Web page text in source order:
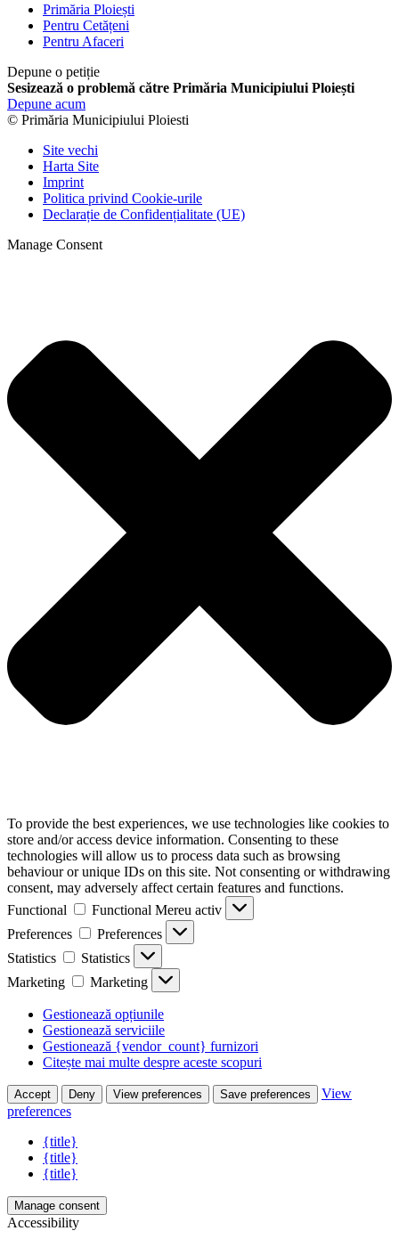
Primăria Ploiești
Pentru Cetățeni
Pentru Afaceri
Depune o petiție
Sesizează o problemă către Primăria Municipiului Ploiești
Depune acum
© Primăria Municipiului Ploiesti
Site vechi
Harta Site
Imprint
Politica privind Cookie-urile
Declarație de Confidențialitate (UE)
Manage Consent
To provide the best experiences, we use technologies like cookies to
store and/or access device information. Consenting to these
technologies will allow us to process data such as browsing
behaviour or unique IDs on this site. Not consenting or withdrawing
consent, may adversely affect certain features and functions.
Functional
Functional Mereu activ
Preferences
Preferences
Statistics
Statistics
Marketing
Marketing
Gestionează opțiunile
Gestionează serviciile
Gestionează {vendor_count} furnizori
Citește mai multe despre aceste scopuri
Accept Deny View preferences Save preferences
View
preferences
{title}
{title}
{title}
Manage consent
Accessibility